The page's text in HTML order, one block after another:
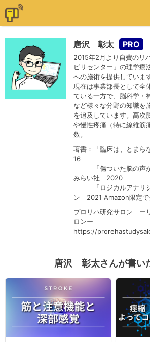
唐沢 彰太
2015年2月より自費のリ
ビリセンター」の理学療
への施術を提供していま
現在は事業部長として全
ている一方で、脳科学・
など様々な分野の知識を
を追及しています。高次
や慢性疼痛（特に線維筋
数。
著書：「臨床は、とま
16
「傷ついた脳の声が
みらい社 2020
「ロジカルアナリシ
ン 2021 Amazon限定で
プロリハ研究サロン ー
ロンー
https://
唐沢 彰太さんが書い